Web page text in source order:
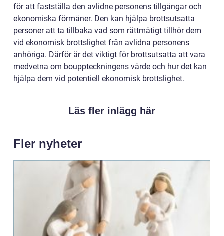
för att fastställa den avlidne personens tillgångar och
ekonomiska förmåner. Den kan hjälpa brottsutsatta
personer att ta tillbaka vad som rättmätigt tillhör dem
vid ekonomisk brottslighet från avlidna personens
anhöriga. Därför är det viktigt för brottsutsatta att vara
medvetna om bouppteckningens värde och hur det kan
hjälpa dem vid potentiell ekonomisk brottslighet.
Läs fler inlägg här
Fler nyheter